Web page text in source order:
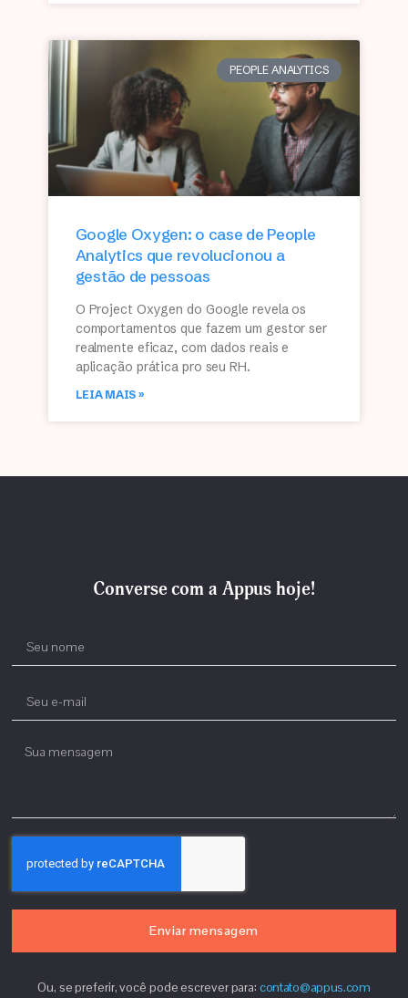
PEOPLE ANALYTICS
Google Oxygen: o case de People
Analytics que revolucionou a
gestão de pessoas
O Project Oxygen do Google revela os
comportamentos que fazem um gestor ser
realmente eficaz, com dados reais e
aplicação prática pro seu RH.
LEIA MAIS »
Converse com a Appus hoje!
Enviar mensagem
Ou, se preferir, você pode escrever para: contato@appus.com